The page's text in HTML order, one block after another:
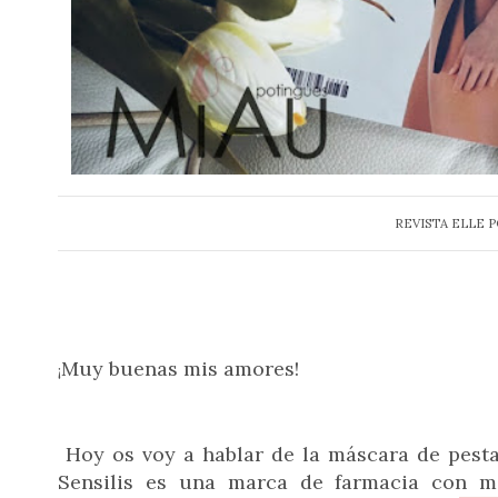
REVISTA ELLE
¡Muy buenas mis amores!
Hoy os voy a hablar de la máscara de
Sensilis es una marca de farmacia con